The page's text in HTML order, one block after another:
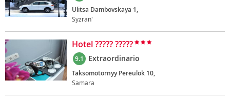
Ulitsa Dambovskaya 1,
Syzran'
Hotel ????? ?????
9.1 Extraordinario
Taksomotornyy Pereulok 10,
Samara